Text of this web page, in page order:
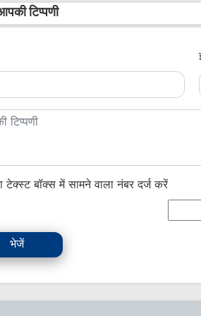
टिप्पणी
बॉक्स में सामने वाला नंबर दर्ज करें
भेजें